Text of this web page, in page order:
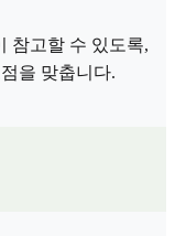
참고할 수 있도록,
을 맞춥니다.